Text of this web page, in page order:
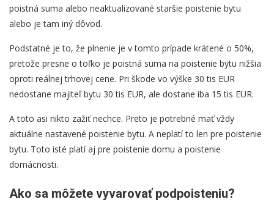
poistná suma alebo neaktualizované staršie poistenie bytu
alebo je tam iný dôvod.
Podstatné je to, že plnenie je v tomto prípade krátené o 50%,
pretože presne o toľko je poistná suma na poistenie bytu nižšia
oproti reálnej trhovej cene. Pri škode vo výške 30 tis EUR
nedostane majiteľ bytu 30 tis EUR, ale dostane iba 15 tis EUR.
A toto asi nikto zažiť nechce. Preto je potrebné mať vždy
aktuálne nastavené poistenie bytu. A neplatí to len pre poistenie
bytu. Toto isté platí aj pre poistenie domu a poistenie
domácnosti.
Ako sa môžete vyvarovať podpoisteniu?